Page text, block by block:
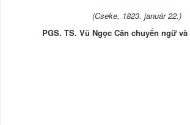
(Cseke, 1823. január 22.)
PGS. TS. Vũ Ngọc Cân chuyển ngữ